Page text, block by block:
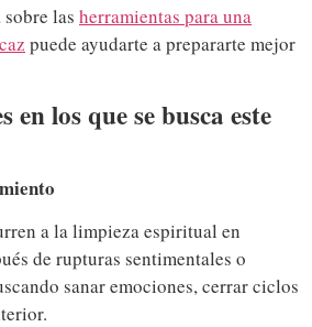
las herramientas para una
puede ayudarte a prepararte mejor
en los que se busca este
a la limpieza espiritual en
de rupturas sentimentales o
sanar emociones, cerrar ciclos